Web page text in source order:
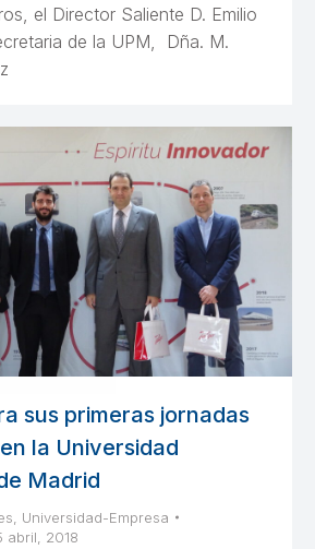
el Director Saliente D. Emilio
de la UPM, Dña. M.
sus primeras jornadas
la Universidad
Madrid
Universidad-Empresa
abril, 2018